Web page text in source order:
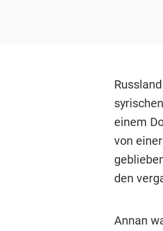
einem
von
den
Annan